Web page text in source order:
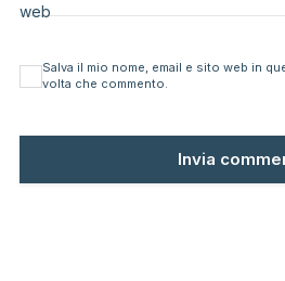
web
Salva il mio nome, email e sito web in
volta che commento.